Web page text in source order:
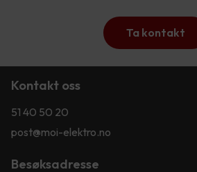
Ta kontakt
Kontakt oss
51 40 50 20
post@moi-elektro.no
Besøksadresse